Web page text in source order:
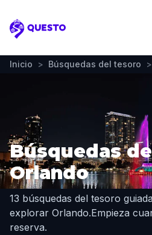
Questo
Inicio > Búsquedas del tesoro >
Búsquedas
Orlando
13 búsquedas del tesoro
explorar Orlando.Empieza
reserva.